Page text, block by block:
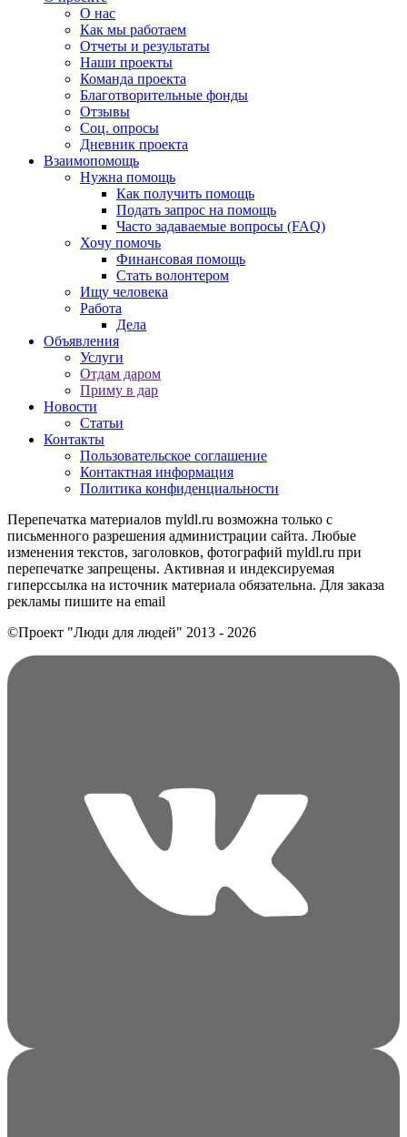
О нас
Как мы работаем
Отчеты и результаты
Наши проекты
Команда проекта
Благотворительные фонды
Отзывы
Соц. опросы
Дневник проекта
Взаимопомощь
Нужна помощь
Как получить помощь
Подать запрос на помощь
Часто задаваемые вопросы (FAQ)
Хочу помочь
Финансовая помощь
Стать волонтером
Ищу человека
Работа
Дела
Объявления
Услуги
Отдам даром
Приму в дар
Новости
Статьи
Контакты
Пользовательское соглашение
Контактная информация
Политика конфиденциальности
Перепечатка материалов myldl.ru возможна только с
письменного разрешения администрации сайта. Любые
изменения текстов, заголовков, фотографий myldl.ru при
перепечатке запрещены. Активная и индексируемая
гиперссылка на источник материала обязательна. Для заказа
рекламы пишите на еmail
©Проект "Люди для людей" 2013 - 2026